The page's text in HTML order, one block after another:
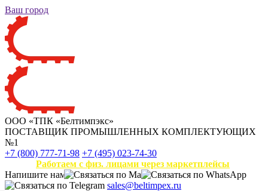
Ваш город
ООО «ТПК «Белтимпэкс»
ПОСТАВЩИК ПРОМЫШЛЕННЫХ КОМПЛЕКТУЮЩИХ
№1
+7 (800) 777-71-98 +7 (495) 023-74-30
Работаем с физ. лицами через маркетплейсы
Напишите нам
sales@beltimpex.ru